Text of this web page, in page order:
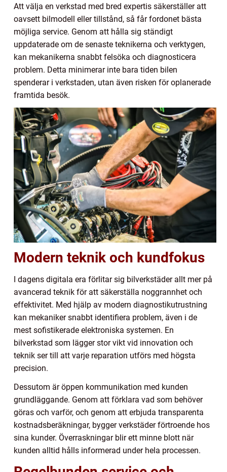
Att välja en verkstad med bred expertis säkerställer att
oavsett bilmodell eller tillstånd, så får fordonet bästa
möjliga service. Genom att hålla sig ständigt
uppdaterade om de senaste teknikerna och verktygen,
kan mekanikerna snabbt felsöka och diagnosticera
problem. Detta minimerar inte bara tiden bilen
spenderar i verkstaden, utan även risken för oplanerade
framtida besök.
Modern teknik och kundfokus
I dagens digitala era förlitar sig bilverkstäder allt mer på
avancerad teknik för att säkerställa noggrannhet och
effektivitet. Med hjälp av modern diagnostikutrustning
kan mekaniker snabbt identifiera problem, även i de
mest sofistikerade elektroniska systemen. En
bilverkstad som lägger stor vikt vid innovation och
teknik ser till att varje reparation utförs med högsta
precision.
Dessutom är öppen kommunikation med kunden
grundläggande. Genom att förklara vad som behöver
göras och varför, och genom att erbjuda transparenta
kostnadsberäkningar, bygger verkstäder förtroende hos
sina kunder. Överraskningar blir ett minne blott när
kunden alltid hålls informerad under hela processen.